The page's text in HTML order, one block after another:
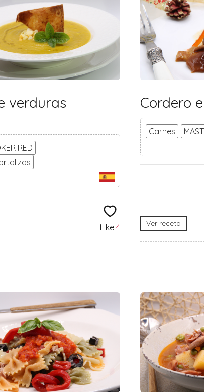
verduras
RED
Like 4
Cordero
Carnes
Ver receta